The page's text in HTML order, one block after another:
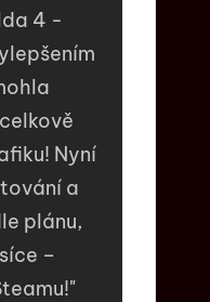
4 -
Nyní
a
plánu,
–